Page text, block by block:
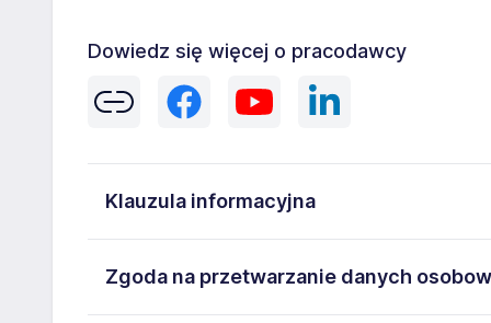
Dowiedz się więcej o pracodawcy
Klauzula informacyjna
dane osobowe przetwarzane są w celu rekrutacji
Zgoda na przetwarzanie danych